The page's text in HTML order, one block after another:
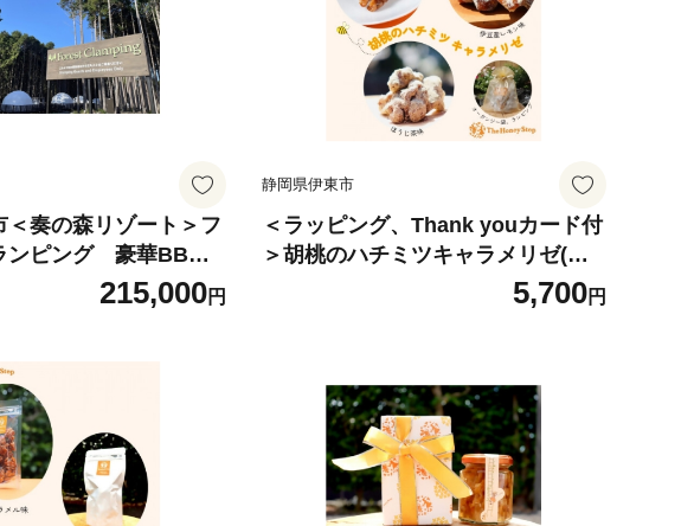
＜奏の森リゾート＞フ
ンピング 豪華BBQ
宿泊券【1675450】
215,000円
静岡県伊東市
＜ラッピング、Thank youカード付
＞胡桃のハチミツキャラメリゼ(キ
ャラメル・ほうじ茶・レモン)【167
5,700円